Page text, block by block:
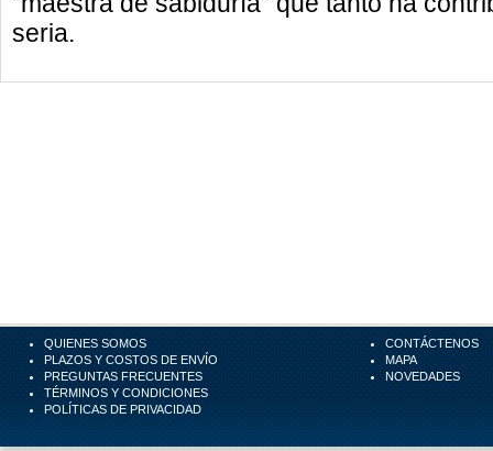
seria.
QUIENES SOMOS
PLAZOS Y COSTOS DE ENVÍO
PREGUNTAS FRECUENTES
TÉRMINOS Y CONDICIONES
POLÍTICAS DE PRIVACIDAD
CONTÁCTENOS
MAPA
NOVEDADES